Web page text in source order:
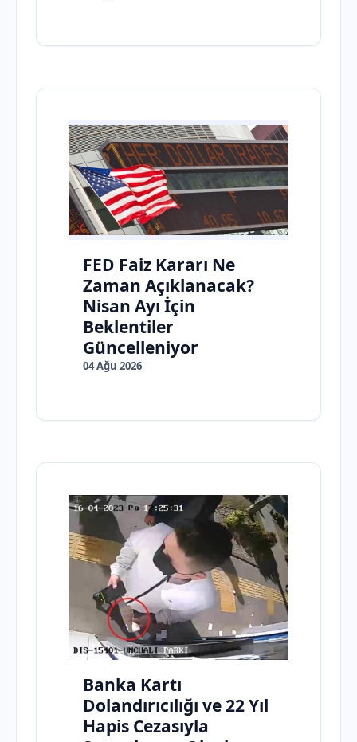
FED Faiz Kararı Ne
Zaman Açıklanacak?
Nisan Ayı İçin
Beklentiler
Güncelleniyor
04 Ağu 2026
Banka Kartı
Dolandırıcılığı ve 22 Yıl
Hapis Cezasıyla